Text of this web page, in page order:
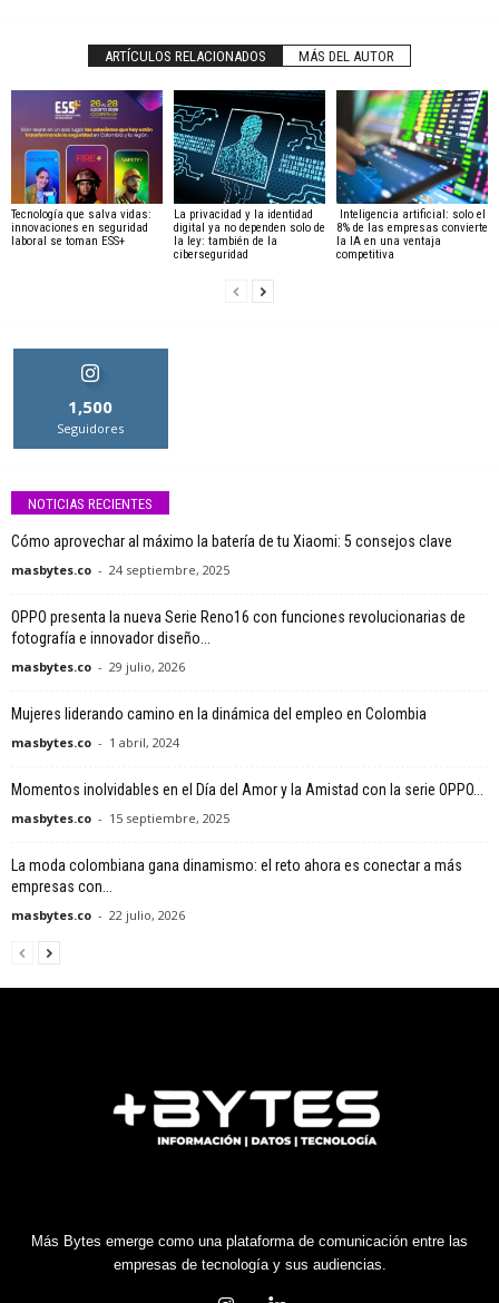
ARTÍCULOS RELACIONADOS MÁS DEL AUTOR
Tecnología que salva vidas:
innovaciones en seguridad
laboral se toman ESS+
La privacidad y la identidad
digital ya no dependen solo de
la ley: también de la
ciberseguridad
Inteligencia artificial: solo el
8% de las empresas convierte
la IA en una ventaja
competitiva
1,500
Seguidores
NOTICIAS RECIENTES
Cómo aprovechar al máximo la batería de tu Xiaomi: 5 consejos clave
masbytes.co - 24 septiembre, 2025
OPPO presenta la nueva Serie Reno16 con funciones revolucionarias de
fotografía e innovador diseño...
masbytes.co - 29 julio, 2026
Mujeres liderando camino en la dinámica del empleo en Colombia
masbytes.co - 1 abril, 2024
Momentos inolvidables en el Día del Amor y la Amistad con la serie OPPO...
masbytes.co - 15 septiembre, 2025
La moda colombiana gana dinamismo: el reto ahora es conectar a más
empresas con...
masbytes.co - 22 julio, 2026
Más Bytes emerge como una plataforma de comunicación entre las
empresas de tecnología y sus audiencias.